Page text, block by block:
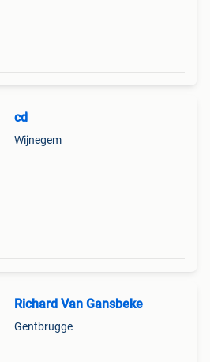
cd
Wijnegem
Richard Van Gansbeke
Gentbrugge